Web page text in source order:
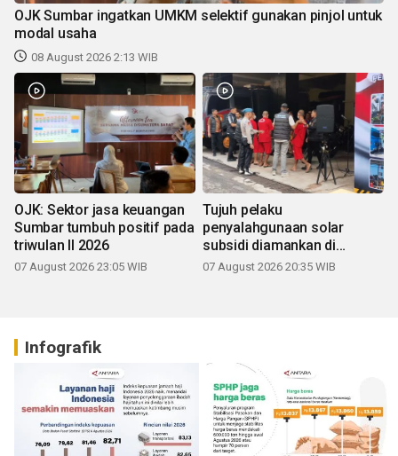
OJK Sumbar ingatkan UMKM selektif gunakan pinjol untuk
modal usaha
08 August 2026 2:13 WIB
OJK: Sektor jasa keuangan
Sumbar tumbuh positif pada
triwulan II 2026
07 August 2026 23:05 WIB
Tujuh pelaku
penyalahgunaan solar
subsidi diamankan di
Sumbar
07 August 2026 20:35 WIB
Infografik